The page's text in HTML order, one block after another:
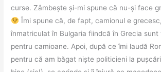
curse. Zâmbește și-mi spune că nu-și face
Îmi spune că, de fapt, camionul e
înmatriculat în Bulgaria fiindcă în Grecia
pentru camioane. Apoi, după ce îmi laudă
pentru că am băgat niște politicieni la